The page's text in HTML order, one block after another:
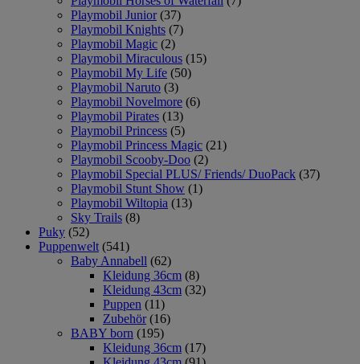
Playmobil Junior (37)
Playmobil Knights (7)
Playmobil Magic (2)
Playmobil Miraculous (15)
Playmobil My Life (50)
Playmobil Naruto (3)
Playmobil Novelmore (6)
Playmobil Pirates (13)
Playmobil Princess (5)
Playmobil Princess Magic (21)
Playmobil Scooby-Doo (2)
Playmobil Special PLUS/ Friends/ DuoPack (37)
Playmobil Stunt Show (1)
Playmobil Wiltopia (13)
Sky Trails (8)
Puky (52)
Puppenwelt (541)
Baby Annabell (62)
Kleidung 36cm (8)
Kleidung 43cm (32)
Puppen (11)
Zubehör (16)
BABY born (195)
Kleidung 36cm (17)